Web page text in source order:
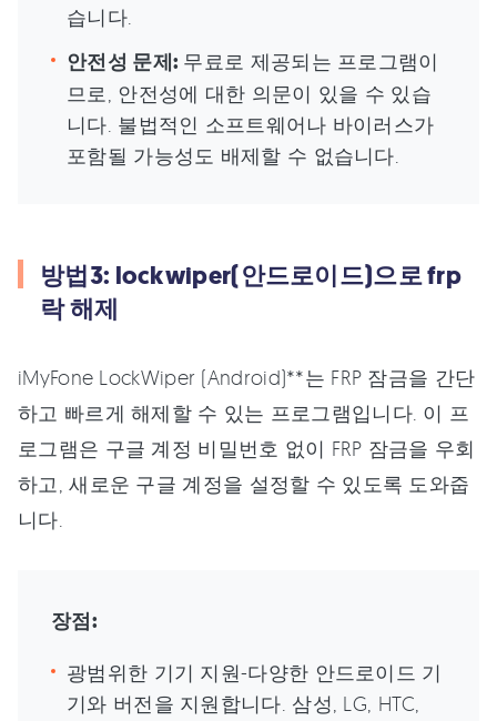
습니다.
안전성 문제: 무료로 제공되는 프로그램이
므로, 안전성에 대한 의문이 있을 수 있습
니다. 불법적인 소프트웨어나 바이러스가
포함될 가능성도 배제할 수 없습니다.
방법3: lockwiper(안드로이드)으로 frp
락 해제
iMyFone LockWiper (Android)**는 FRP 잠금을 간단
하고 빠르게 해제할 수 있는 프로그램입니다. 이 프
로그램은 구글 계정 비밀번호 없이 FRP 잠금을 우회
하고, 새로운 구글 계정을 설정할 수 있도록 도와줍
니다.
장점:
광범위한 기기 지원-다양한 안드로이드 기
기와 버전을 지원합니다. 삼성, LG, HTC,